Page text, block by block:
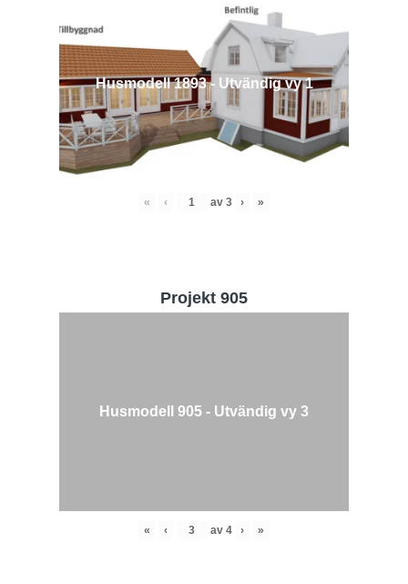
Husmodell 1893 - Utvändig vy 1
« ‹ av 3 › »
Projekt 905
Husmodell 905 - Utvändig vy 3
« ‹ av 4 › »